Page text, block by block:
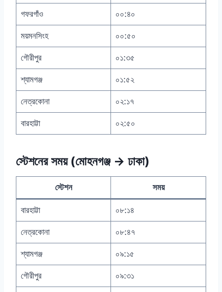
গফরগাঁও ০০:৪০
ময়মনসিংহ ০০:৫০
গৌরীপুর ০১:৩৫
শ্যামগঞ্জ ০১:৫২
নেত্রকোনা ০২:১৭
বারহাট্টা ০২:৫০
স্টেশনের সময় (মোহনগঞ্জ → ঢাকা)
স্টেশন সময়
বারহাট্টা ০৮:১৪
নেত্রকোনা ০৮:৪৭
শ্যামগঞ্জ ০৯:১৫
গৌরীপুর ০৯:৩১